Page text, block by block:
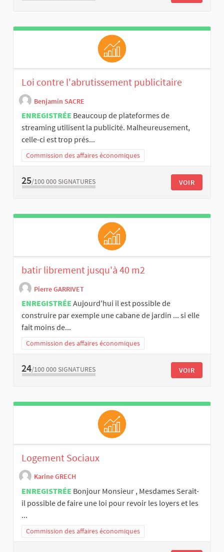
Loi contre l'abrutissement publicitaire
Benjamin SACRE
ENREGISTRÉE Beaucoup de plateformes de
streaming utilisent la publicité. Malheureusement,
celle-ci est trop prés...
Commission des affaires économiques
25/100 000 SIGNATURES VOIR
batir librement jusqu'à 40 m2
Pierre GARRIVET
ENREGISTRÉE Aujourd'hui il est possible de
construire par exemple une cabane de jardin ... si elle
fait moins de...
Commission des affaires économiques
24/100 000 SIGNATURES VOIR
Logement Sociaux
Karine GRECH
ENREGISTRÉE Bonjour Monsieur , Mesdames Serait-
il possible de faire une loi pour revoir les loyers et les
...
Commission des affaires économiques